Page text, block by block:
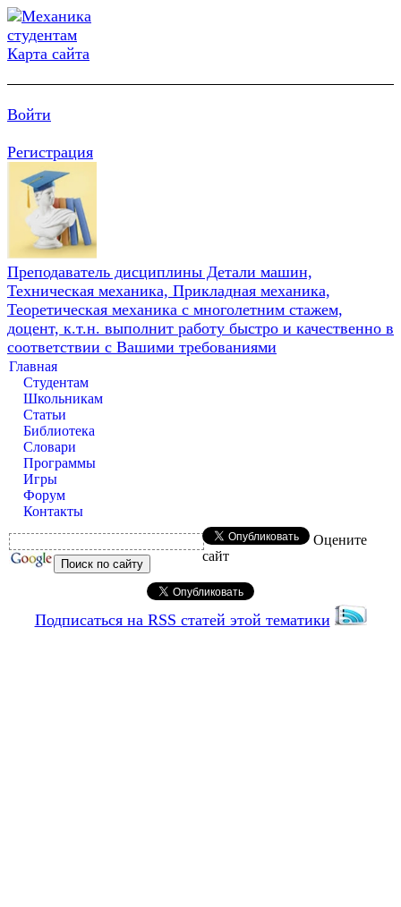
Карта сайта
Войти
Регистрация
Преподаватель дисциплины Детали машин,
Техническая механика, Прикладная механика,
Теоретическая механика с многолетним стажем,
доцент, к.т.н. выполнит работу быстро и качественно в
соответствии с Вашими требованиями
Главная
Студентам
Школьникам
Статьи
Библиотека
Словари
Программы
Игры
Форум
Контакты
Оцените
сайт
Подписаться на RSS статей этой тематики